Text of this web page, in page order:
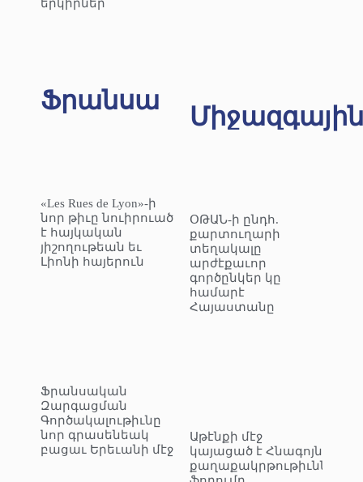
երկիրներ
Ֆրանսա
«Les Rues de Lyon»-ի
նոր թիւը նուիրուած
է հայկական
յիշողութեան եւ
Լիոնի հայերուն
Ֆրանսական
Զարգացման
Գործակալութիւնը
նոր գրասենեակ
բացաւ Երեւանի մէջ
Միջազգային
ՕԹԱՆ-ի ընդհ.
քարտուղարի
տեղակալը
արժէքաւոր
գործընկեր կը
համարէ
Հայաստանը
Աթէնքի մէջ
կայացած է Հնագոյն
քաղաքակրթութիւններու